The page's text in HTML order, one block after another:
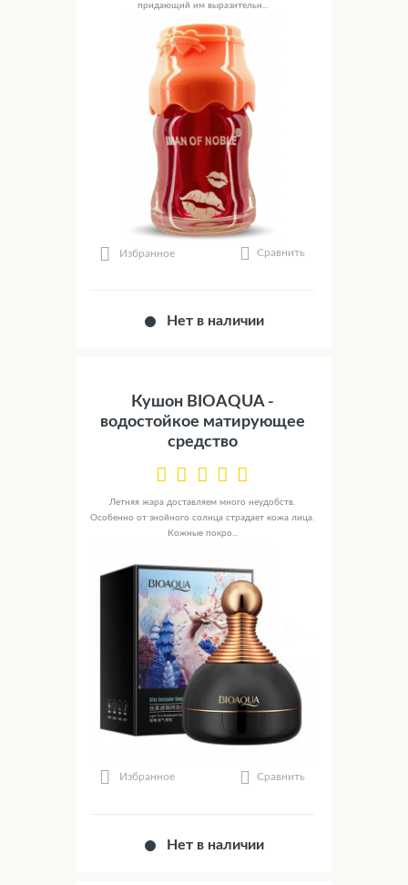
придающий им выразительн...
Избранное Сравнить
Нет в наличии
Кушон BIOAQUA -
водостойкое матирующее
средство
Летняя жара доставляем много неудобств.
Особенно от знойного солнца страдает кожа лица.
Кожные покро...
Избранное Сравнить
Нет в наличии